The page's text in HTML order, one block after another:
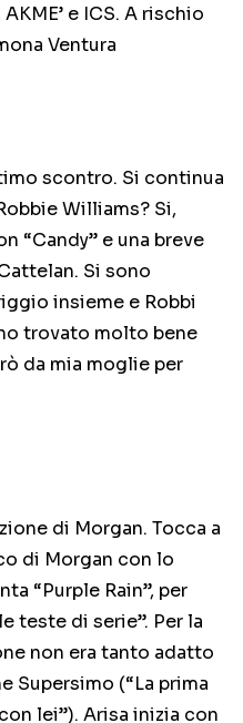
e ICS. A rischio
Ventura
scontro. Si continua
Williams? Si,
“Candy” e una breve
Si sono
insieme e Robbi
trovato molto bene
da mia moglie per
di Morgan. Tocca a
di Morgan con lo
“Purple Rain”, per
teste di serie”. Per la
non era tanto adatto
Supersimo (“La prima
lei”). Arisa inizia con